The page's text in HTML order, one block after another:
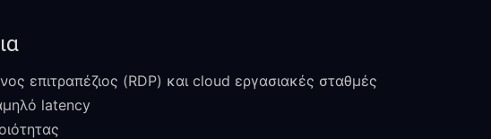
επιτραπέζιος (RDP) και cloud εργασιακές σταθμές
latency